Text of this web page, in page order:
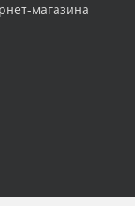
магазина